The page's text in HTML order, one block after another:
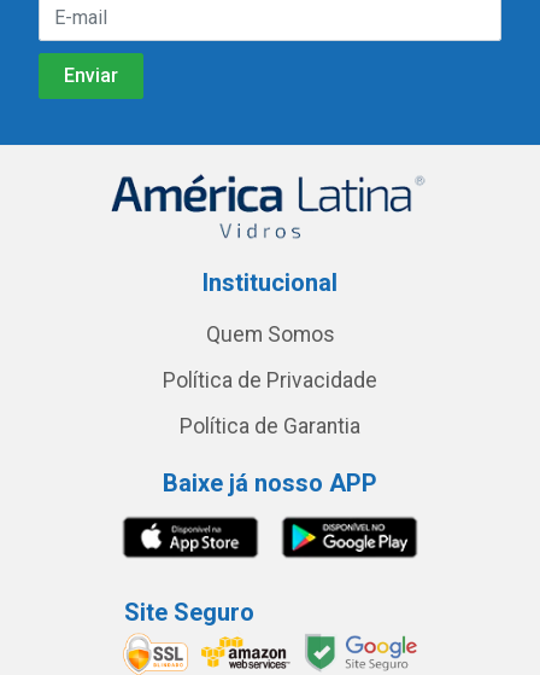
Institucional
Quem Somos
Política de Privacidade
Política de Garantia
Baixe já nosso APP
Site Seguro